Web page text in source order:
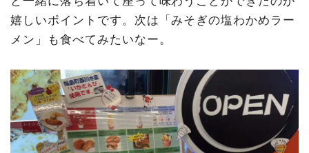
嬉しいポイントです。次は「みそぎの塩わかめラー
メン」も食べてみたいなー。